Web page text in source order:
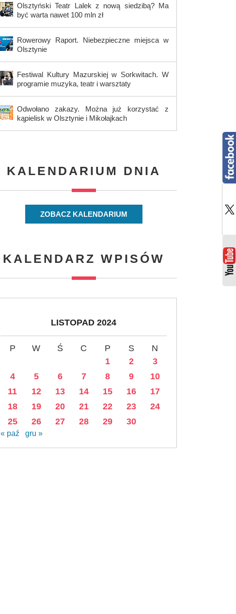
Olsztyński Teatr Lalek z nową siedzibą? Ma
być warta nawet 100 mln zł
Rowerowy Raport. Niebezpieczne miejsca w
Olsztynie
Festiwal Kultury Mazurskiej w Sorkwitach. W
programie muzyka, teatr i warsztaty
Odwołano zakazy. Można już korzystać z
kąpielisk w Olsztynie i Mikołajkach
KALENDARIUM DNIA
ZOBACZ KALENDARIUM
KALENDARZ WPISÓW
LISTOPAD 2024
P W Ś C P S
N
1
2
3
4
5 6 7 8 9
10
11
12 13 14 15 16
17
18
19 20 21 22 23
24
25
26 27 28 29 30
« paź gru »